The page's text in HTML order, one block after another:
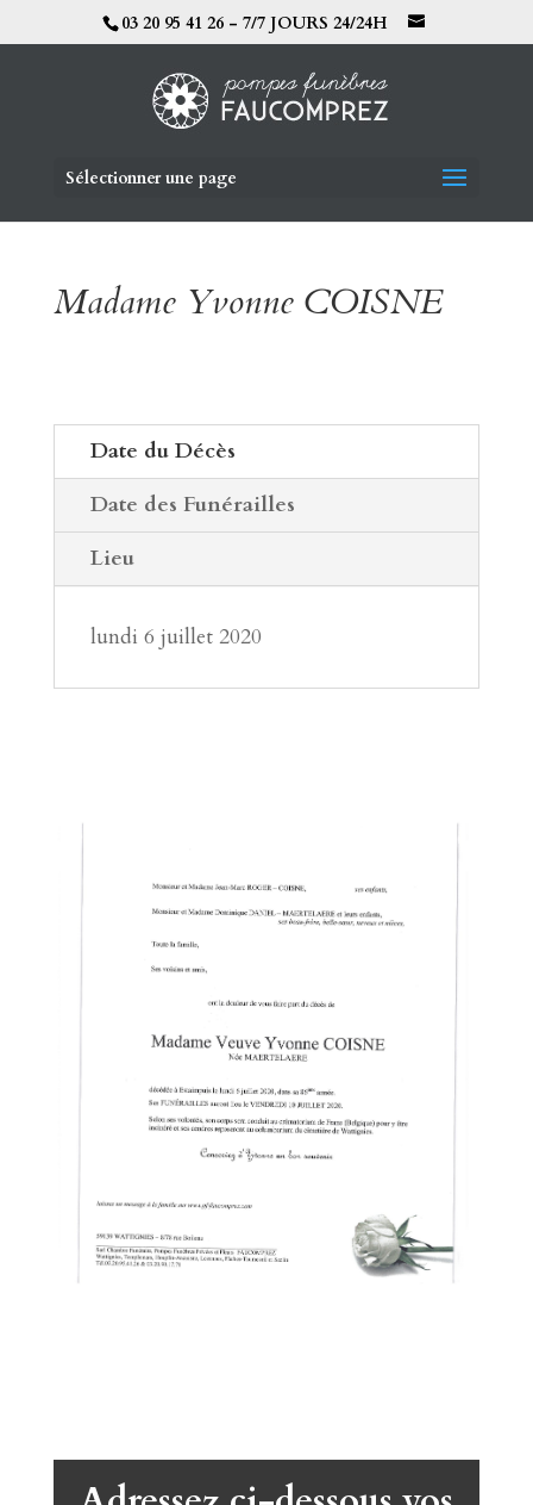
03 20 95 41 26 - 7/7 JOURS 24/24H
Sélectionner une page
Madame Yvonne COISNE
Date du Décès
Date des Funérailles
Lieu
lundi 6 juillet 2020